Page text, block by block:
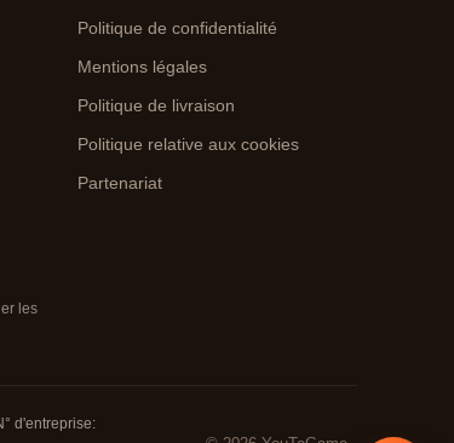
Politique de confidentialité
Mentions légales
Politique de livraison
Politique relative aux cookies
Partenariat
les
d'entreprise: